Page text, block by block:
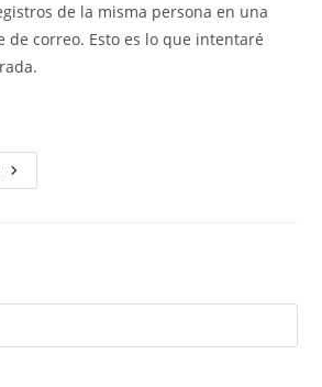
de la misma persona en una
de correo. Esto es lo que intentaré
Agrupar
Varios
Correspondencia.